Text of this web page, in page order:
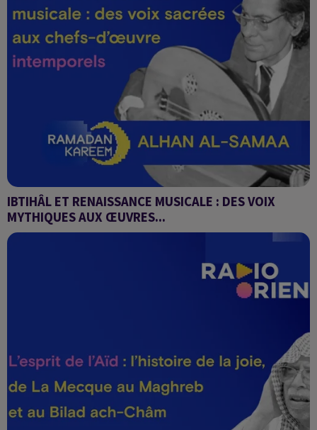
IBTIHÂL ET RENAISSANCE MUSICALE : DES VOIX
MYTHIQUES AUX ŒUVRES...
Alhan Al-Samaa